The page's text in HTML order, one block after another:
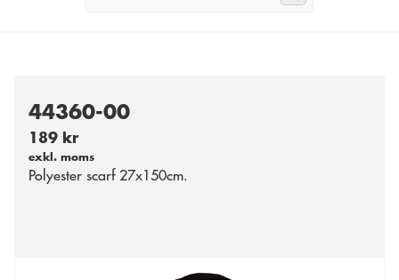
44360-00
189 kr
exkl. moms
Polyester scarf 27x150cm.